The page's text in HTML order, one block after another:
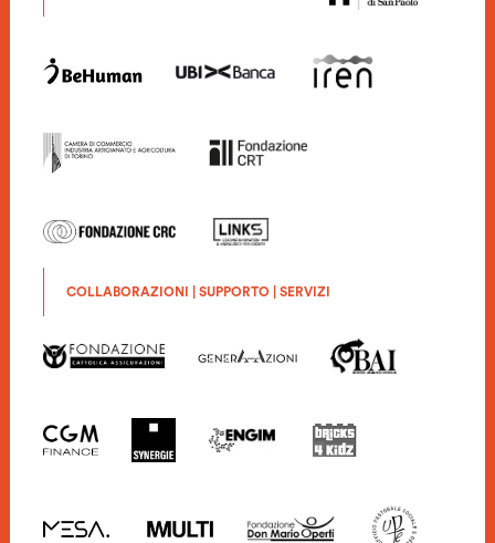
COLLABORAZIONI | SUPPORTO | SERVIZI